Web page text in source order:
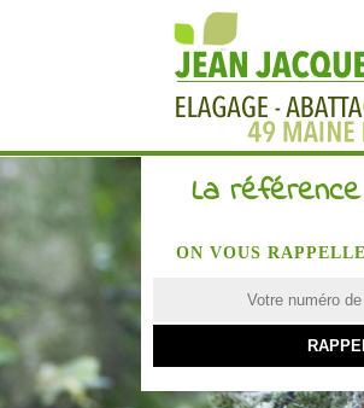
La
ON VOUS